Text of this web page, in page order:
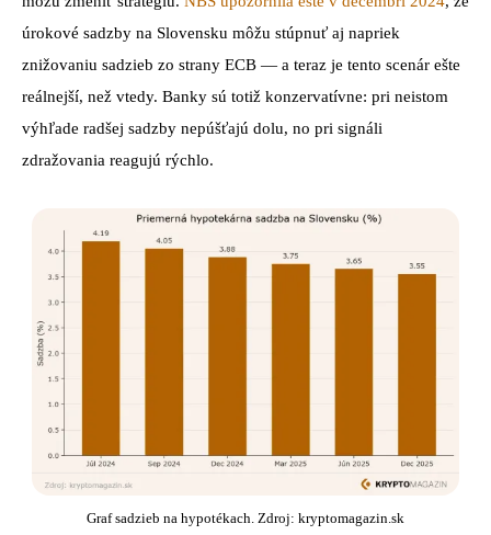
úrokové sadzby na Slovensku môžu stúpnuť aj napriek
znižovaniu sadzieb zo strany ECB — a teraz je tento scenár ešte
reálnejší, než vtedy. Banky sú totiž konzervatívne: pri neistom
výhľade radšej sadzby nepúšťajú dolu, no pri signáli
zdražovania reagujú rýchlo.
Graf sadzieb na hypotékach. Zdroj: kryptomagazin.sk